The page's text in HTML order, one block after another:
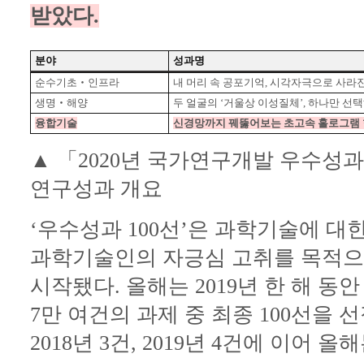
받았다.
분야
성과명
순수기초‧인프라
내 머리 속 공포기억, 시각자극으로 사라
생명‧해양
두 얼굴의 ‘거울상 이성질체’, 하나만 선
융합기술
신경망까지 꿰뚫어보는 초고속 홀로그램
▲ 「2020년 국가연구개발 우수성
연구성과 개요
‘우수성과 100선’은 과학기술에 대
과학기술인의 자긍심 고취를 목적
시작됐다. 올해는 2019년 한 해 동
7만 여건의 과제 중 최종 100선을
2018년 3건, 2019년 4건에 이어 올